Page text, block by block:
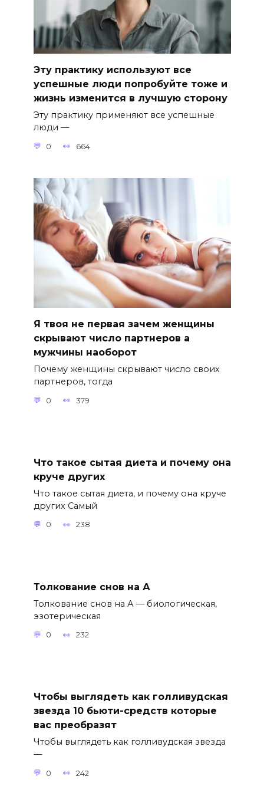
Эту практику используют все
успешные люди попробуйте тоже и
жизнь изменится в лучшую сторону
Эту практику применяют все успешные
люди —
0 664
Я твоя не первая зачем женщины
скрывают число партнеров а
мужчины наоборот
Почему женщины скрывают число своих
партнеров, тогда
0 379
Что такое сытая диета и почему она
круче других
Что такое сытая диета, и почему она круче
других Самый
0 238
Толкование снов на А
Толкование снов на А — биологическая,
эзотерическая
0 232
Чтобы выглядеть как голливудская
звезда 10 бьюти-средств которые
вас преобразят
Чтобы выглядеть как голливудская звезда
—
0 242